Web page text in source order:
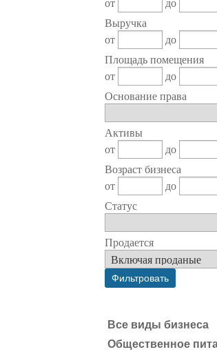
от
до
Выручка
от
до
Площадь помещения
от
до
Основание права
Активы
от
до
Возраст бизнеса
от
до
Статус
Продается
Все виды бизнеса
Общественное